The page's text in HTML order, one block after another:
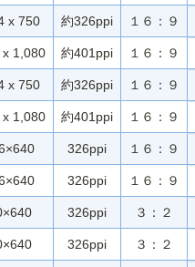
x 750 約326ppi １６：９
x 1,080 約401ppi １６：９
x 750 約326ppi １６：９
x 1,080 約401ppi １６：９
326ppi １６：９
326ppi １６：９
326ppi ３：２
326ppi ３：２